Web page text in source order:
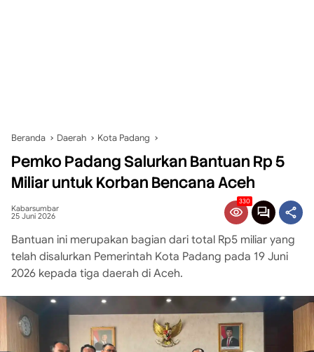
Beranda Daerah Kota Padang
Pemko Padang Salurkan Bantuan Rp 5
Miliar untuk Korban Bencana Aceh
Kabarsumbar
25 Juni 2026
330
Bantuan ini merupakan bagian dari total Rp5 miliar yang
telah disalurkan Pemerintah Kota Padang pada 19 Juni
2026 kepada tiga daerah di Aceh.